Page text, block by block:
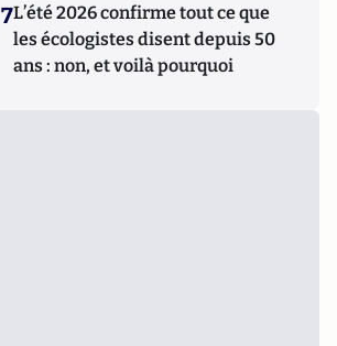
7L’été 2026 confirme tout ce que
les écologistes disent depuis 50
ans : non, et voilà pourquoi